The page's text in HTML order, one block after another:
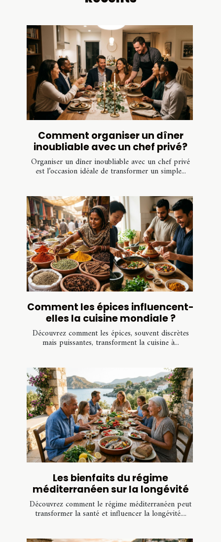
Comment organiser un dîner
inoubliable avec un chef privé?
Organiser un dîner inoubliable avec un chef privé
est l’occasion idéale de transformer un simple...
Comment les épices influencent-
elles la cuisine mondiale ?
Découvrez comment les épices, souvent discrètes
mais puissantes, transforment la cuisine à...
Les bienfaits du régime
méditerranéen sur la longévité
Découvrez comment le régime méditerranéen peut
transformer la santé et influencer la longévité....